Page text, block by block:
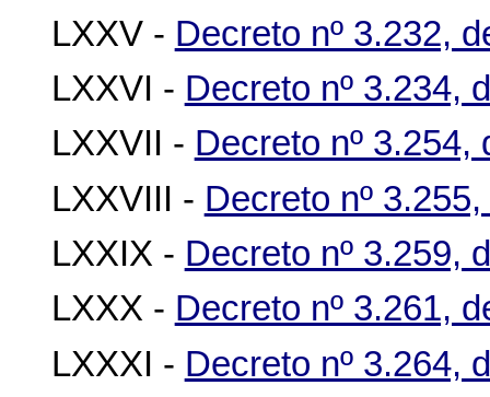
LXXV - Decreto nº 3.232,
LXXVI - Decreto nº 3.234,
LXXVII - Decreto nº 3.254,
LXXVIII - Decreto nº
LXXIX - Decreto nº 3.259,
LXXX - Decreto nº 3.261,
LXXXI - Decreto nº 3.264,